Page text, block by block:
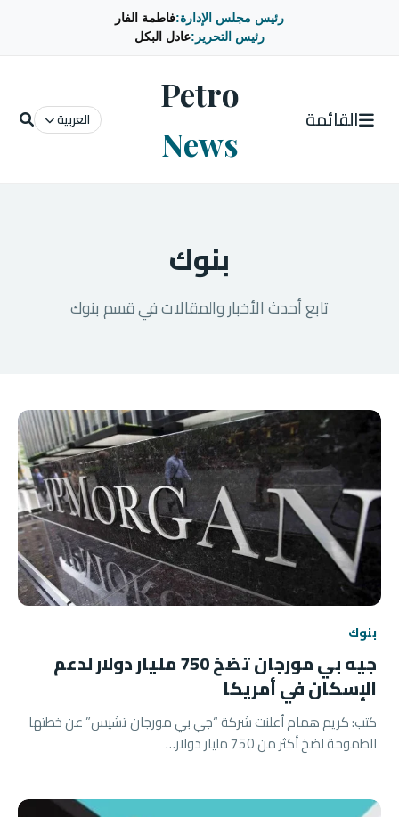
رئيس مجلس الإدارة:فاطمة الفار
رئيس التحرير:عادل البكل
القائمة
Petro
News
العربية
بنوك
تابع أحدث الأخبار والمقالات في قسم بنوك
بنوك
جيه بي مورجان تضخ 750 مليار دولار لدعم
الإسكان في أمريكا
كتب: كريم همام أعلنت شركة “جي بي مورجان تشيس” عن خطتها
الطموحة لضخ أكثر من 750 مليار دولار…